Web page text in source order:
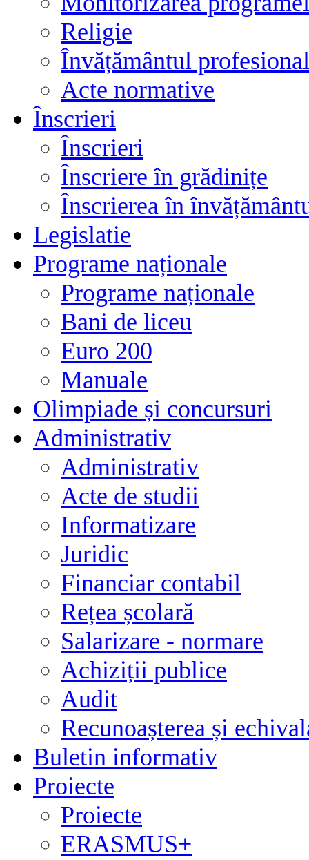
Religie
Învățământul
Acte normative
Înscrieri
Înscrieri
Înscriere în grădinițe
Înscrierea în
Legislatie
Programe naționale
Programe naționale
Bani de liceu
Euro 200
Manuale
Olimpiade și concursuri
Administrativ
Administrativ
Acte de studii
Informatizare
Juridic
Financiar contabil
Rețea școlară
Salarizare - normare
Achiziții publice
Audit
Recunoașterea și
Buletin informativ
Proiecte
Proiecte
ERASMUS+